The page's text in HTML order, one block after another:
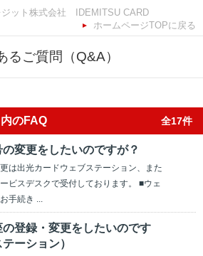
ホームページTOPに戻る
るご質問（Q&A）
内のFAQ 全17件
変更をしたいのですが？
は出光カードウェブステーション、また
ビスデスクで受付しております。 ■ウェ
手続き ...
登録・変更をしたいのです
ーション）